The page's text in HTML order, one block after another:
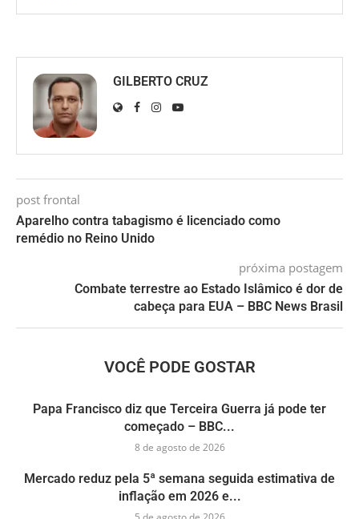
GILBERTO CRUZ
post frontal
Aparelho contra tabagismo é licenciado como
remédio no Reino Unido
próxima postagem
Combate terrestre ao Estado Islâmico é dor de
cabeça para EUA – BBC News Brasil
VOCÊ PODE GOSTAR
Papa Francisco diz que Terceira Guerra já pode ter
começado – BBC...
8 de agosto de 2026
Mercado reduz pela 5ª semana seguida estimativa de
inflação em 2026 e...